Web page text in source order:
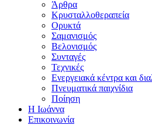
Άρθρα
Κρυσταλλοθεραπεία
Ορυκτά
Σαμανισμός
Βελονισμός
Συνταγές
Τεχνικές
Ενεργειακά κέντρα και
Πνευματικά παιχνίδια
Ποίηση
Η Ιωάννα
Επικοινωνία